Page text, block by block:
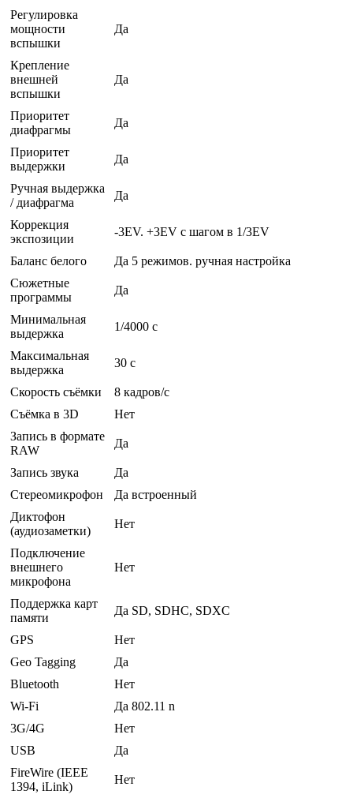
Регулировка
мощности
вспышки
Да
Крепление
внешней
вспышки
Да
Приоритет
диафрагмы
Да
Приоритет
выдержки
Да
Ручная выдержка
/ диафрагма
Да
Коррекция
экспозиции
-3EV. +3EV с шагом в 1/3EV
Баланс белого
Да 5 режимов. ручная настройка
Сюжетные
программы
Да
Минимальная
выдержка
1/4000 c
Максимальная
выдержка
30 c
Скорость съёмки
8 кадров/с
Съёмка в 3D
Нет
Запись в формате
RAW
Да
Запись звука
Да
Стереомикрофон
Да встроенный
Диктофон
(аудиозаметки)
Нет
Подключение
внешнего
микрофона
Нет
Поддержка карт
памяти
Да SD, SDHC, SDXC
GPS
Нет
Geo Tagging
Да
Bluetooth
Нет
Wi-Fi
Да 802.11 n
3G/4G
Нет
USB
Да
FireWire (IEEE
1394, iLink)
Нет